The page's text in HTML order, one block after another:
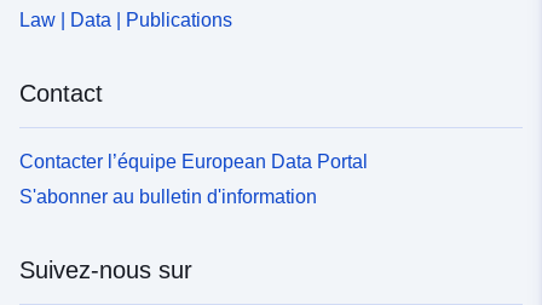
Law | Data | Publications
Contact
Contacter l’équipe European Data Portal
S'abonner au bulletin d'information
Suivez-nous sur